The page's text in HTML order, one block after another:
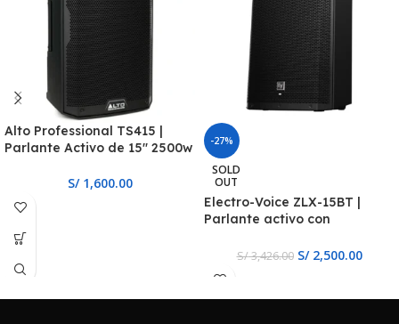
Alto Professional TS415 |
Parlante Activo de 15″ 2500w
S/1,600.00
-27%
SOLD
OUT
Electro-Voice ZLX-15BT |
Parlante activo con
S/3,426.00 S/2,500.00